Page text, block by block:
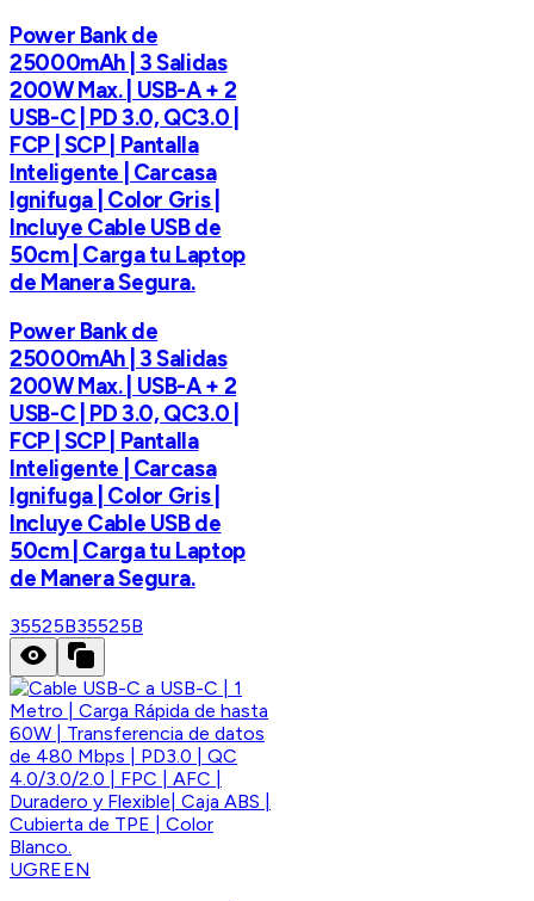
Power Bank de
25000mAh | 3 Salidas
200W Max. | USB-A + 2
USB-C | PD 3.0, QC3.0 |
FCP | SCP | Pantalla
Inteligente | Carcasa
Ignifuga | Color Gris |
Incluye Cable USB de
50cm | Carga tu Laptop
de Manera Segura.
Power Bank de
25000mAh | 3 Salidas
200W Max. | USB-A + 2
USB-C | PD 3.0, QC3.0 |
FCP | SCP | Pantalla
Inteligente | Carcasa
Ignifuga | Color Gris |
Incluye Cable USB de
50cm | Carga tu Laptop
de Manera Segura.
35525B35525B
UGREEN